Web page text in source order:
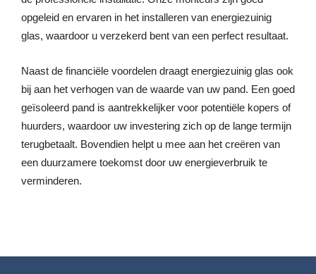
opgeleid en ervaren in het installeren van energiezuinig
glas, waardoor u verzekerd bent van een perfect resultaat.
Naast de financiële voordelen draagt energiezuinig glas ook
bij aan het verhogen van de waarde van uw pand. Een goed
geïsoleerd pand is aantrekkelijker voor potentiële kopers of
huurders, waardoor uw investering zich op de lange termijn
terugbetaalt. Bovendien helpt u mee aan het creëren van
een duurzamere toekomst door uw energieverbruik te
verminderen.